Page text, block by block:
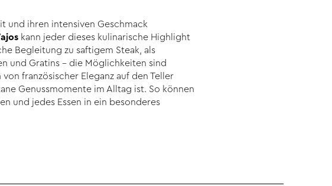
und ihren intensiven Geschmack
kann jeder dieses kulinarische Highlight
Begleitung zu saftigem Steak, als
und Gratins – die Möglichkeiten sind
französischer Eleganz auf den Teller
Genussmomente im Alltag ist. So können
und jedes Essen in ein besonderes